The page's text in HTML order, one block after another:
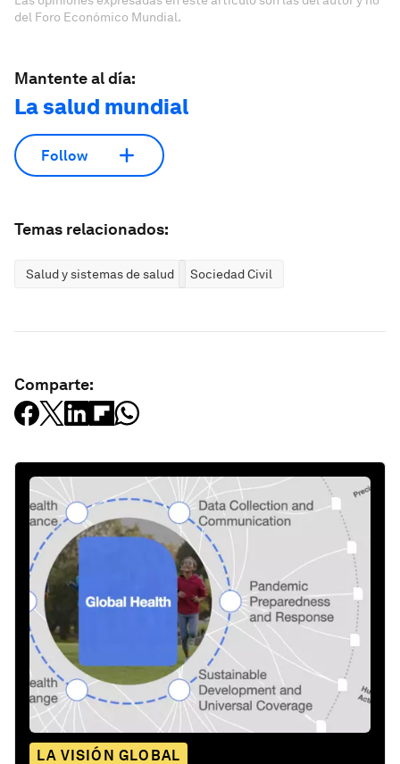
del Foro Económico Mundial.
Mantente al día:
La salud mundial
Follow
Temas relacionados:
Salud y sistemas de salud Sociedad Civil
Comparte:
LA VISIÓN GLOBAL